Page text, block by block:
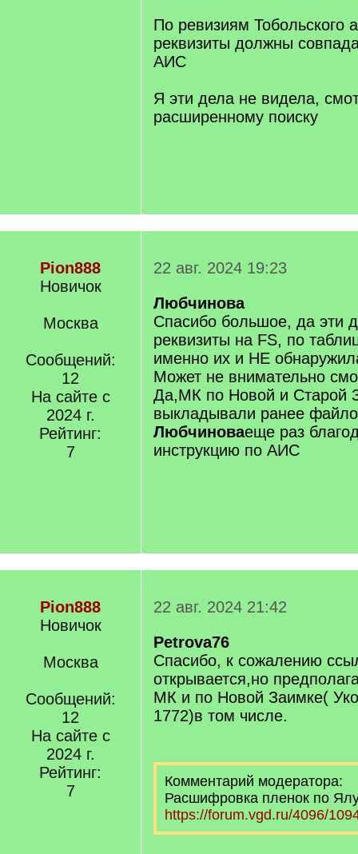
По ревизиям Тобольского
реквизиты должны
АИС
Я эти дела не видела,
расширенному поиску
Pion888
Новичок
Москва
Сообщений:
12
На сайте с
2024 г.
Рейтинг:
7
22 авг. 2024 19:23
Любчинова
Спасибо большое, да эти
реквизиты на FS, по
именно их и НЕ
Может не внимательно
Да,МК по Новой и Старой
выкладывали ранее
Любчиноваеще раз
инструкцию по АИС
Pion888
Новичок
Москва
Сообщений:
12
На сайте с
2024 г.
Рейтинг:
7
22 авг. 2024 21:42
Petrova76
Спасибо, к сожалению
открывается,но
МК и по Новой Заимке(
1772)в том числе.
Комментарий модератора:
Расшифровка пленок по
https://forum.vgd.ru/4096/